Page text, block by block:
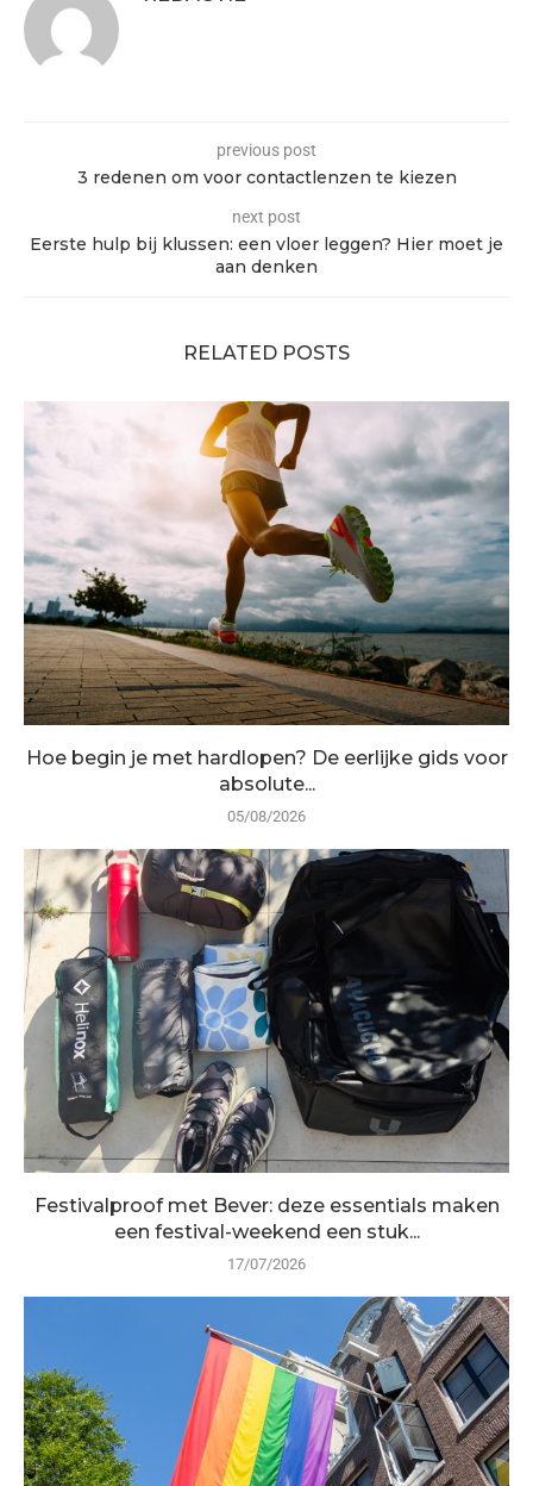
previous post
3 redenen om voor contactlenzen te kiezen
next post
Eerste hulp bij klussen: een vloer leggen? Hier moet je
aan denken
RELATED POSTS
Hoe begin je met hardlopen? De eerlijke gids voor
absolute...
05/08/2026
Festivalproof met Bever: deze essentials maken
een festival-weekend een stuk...
17/07/2026